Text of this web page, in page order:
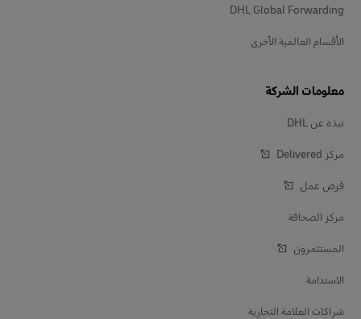
DHL Global Forwarding
الأقسام العالمية الأخرى
معلومات الشركة
نبذة عن DHL
مركز Delivered‎
فرص عمل
مركز الصحافة
المستثمرون
الاستدامة
شراكات العلامة التجارية